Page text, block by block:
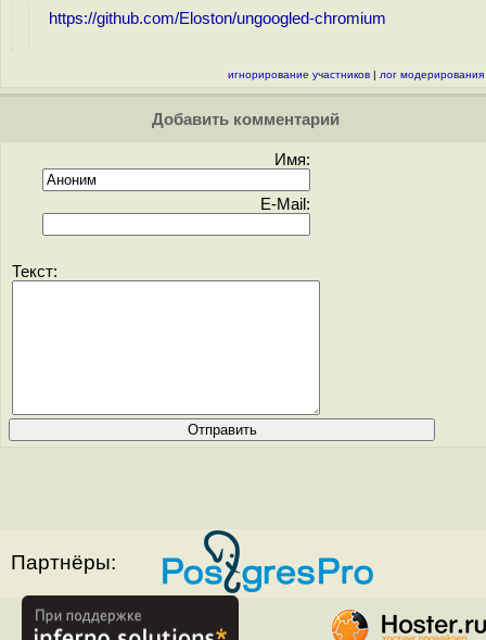
https://github.com/Eloston/ungoogled-chromium
игнорирование участников | лог модерирования
Добавить комментарий
Имя:
E-Mail:
Текст:
Партнёры: